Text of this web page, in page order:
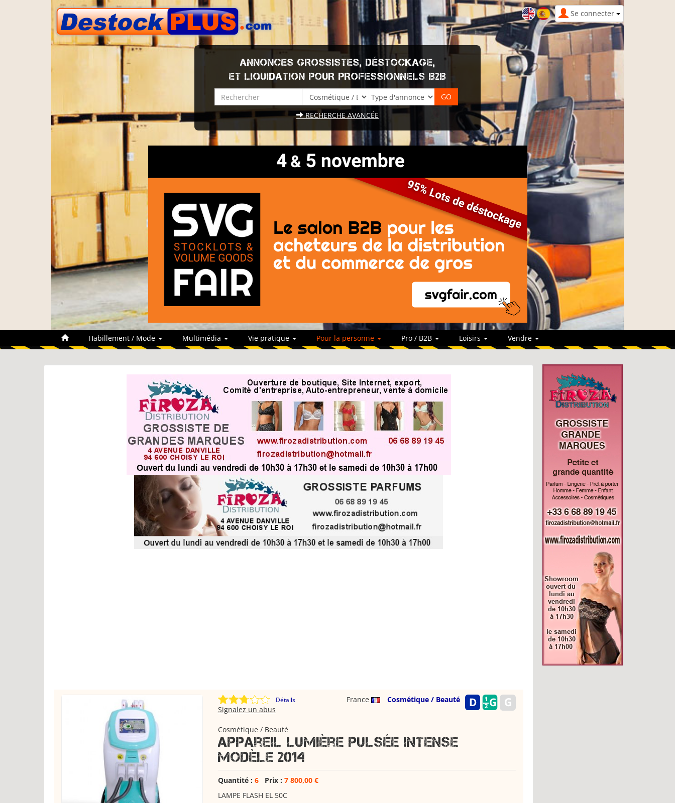
Se connecter
ANNONCES GROSSISTES, DÉSTOCKAGE,
ET LIQUIDATION POUR PROFESSIONNELS B2B
RECHERCHE AVANCÉE
Habillement / Mode Multimédia Vie pratique Pour la personne Pro / B2B Loisirs Vendre
Détails France
Cosmétique / Beauté
Signalez un abus
Cosmétique / Beauté
Appareil lumière pulsée intense
modèle 2014
Quantité : 6Prix : 7 800,00 €
LAMPE FLASH EL 50C